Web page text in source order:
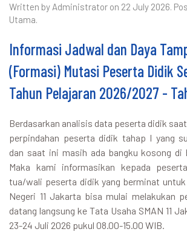
Written by Administrator on 22 July 2026.
Utama.
Informasi Jadwal dan Daya
(Formasi) Mutasi Peserta Didik
Tahun Pelajaran 2026/2027 -
Berdasarkan analisis data peserta didik
perpindahan peserta didik tahap I yang
dan saat ini masih ada bangku kosong di
Maka kami informasikan kepada
tua/wali peserta didik yang berminat untuk
Negeri 11 Jakarta bisa mulai melakukan
datang langsung ke Tata Usaha SMAN 11
23-24 Juli 2026 pukul 08.00-15.00 WIB.